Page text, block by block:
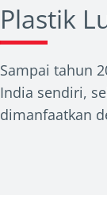
Plastik
Sampai tahun
India sendiri,
dimanfaatkan